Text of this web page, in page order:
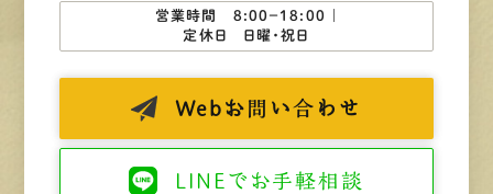
営業時間 8:00−18:00 ｜
定休日 日曜・祝日
Web お問い合わせ
LINEで お手軽相談